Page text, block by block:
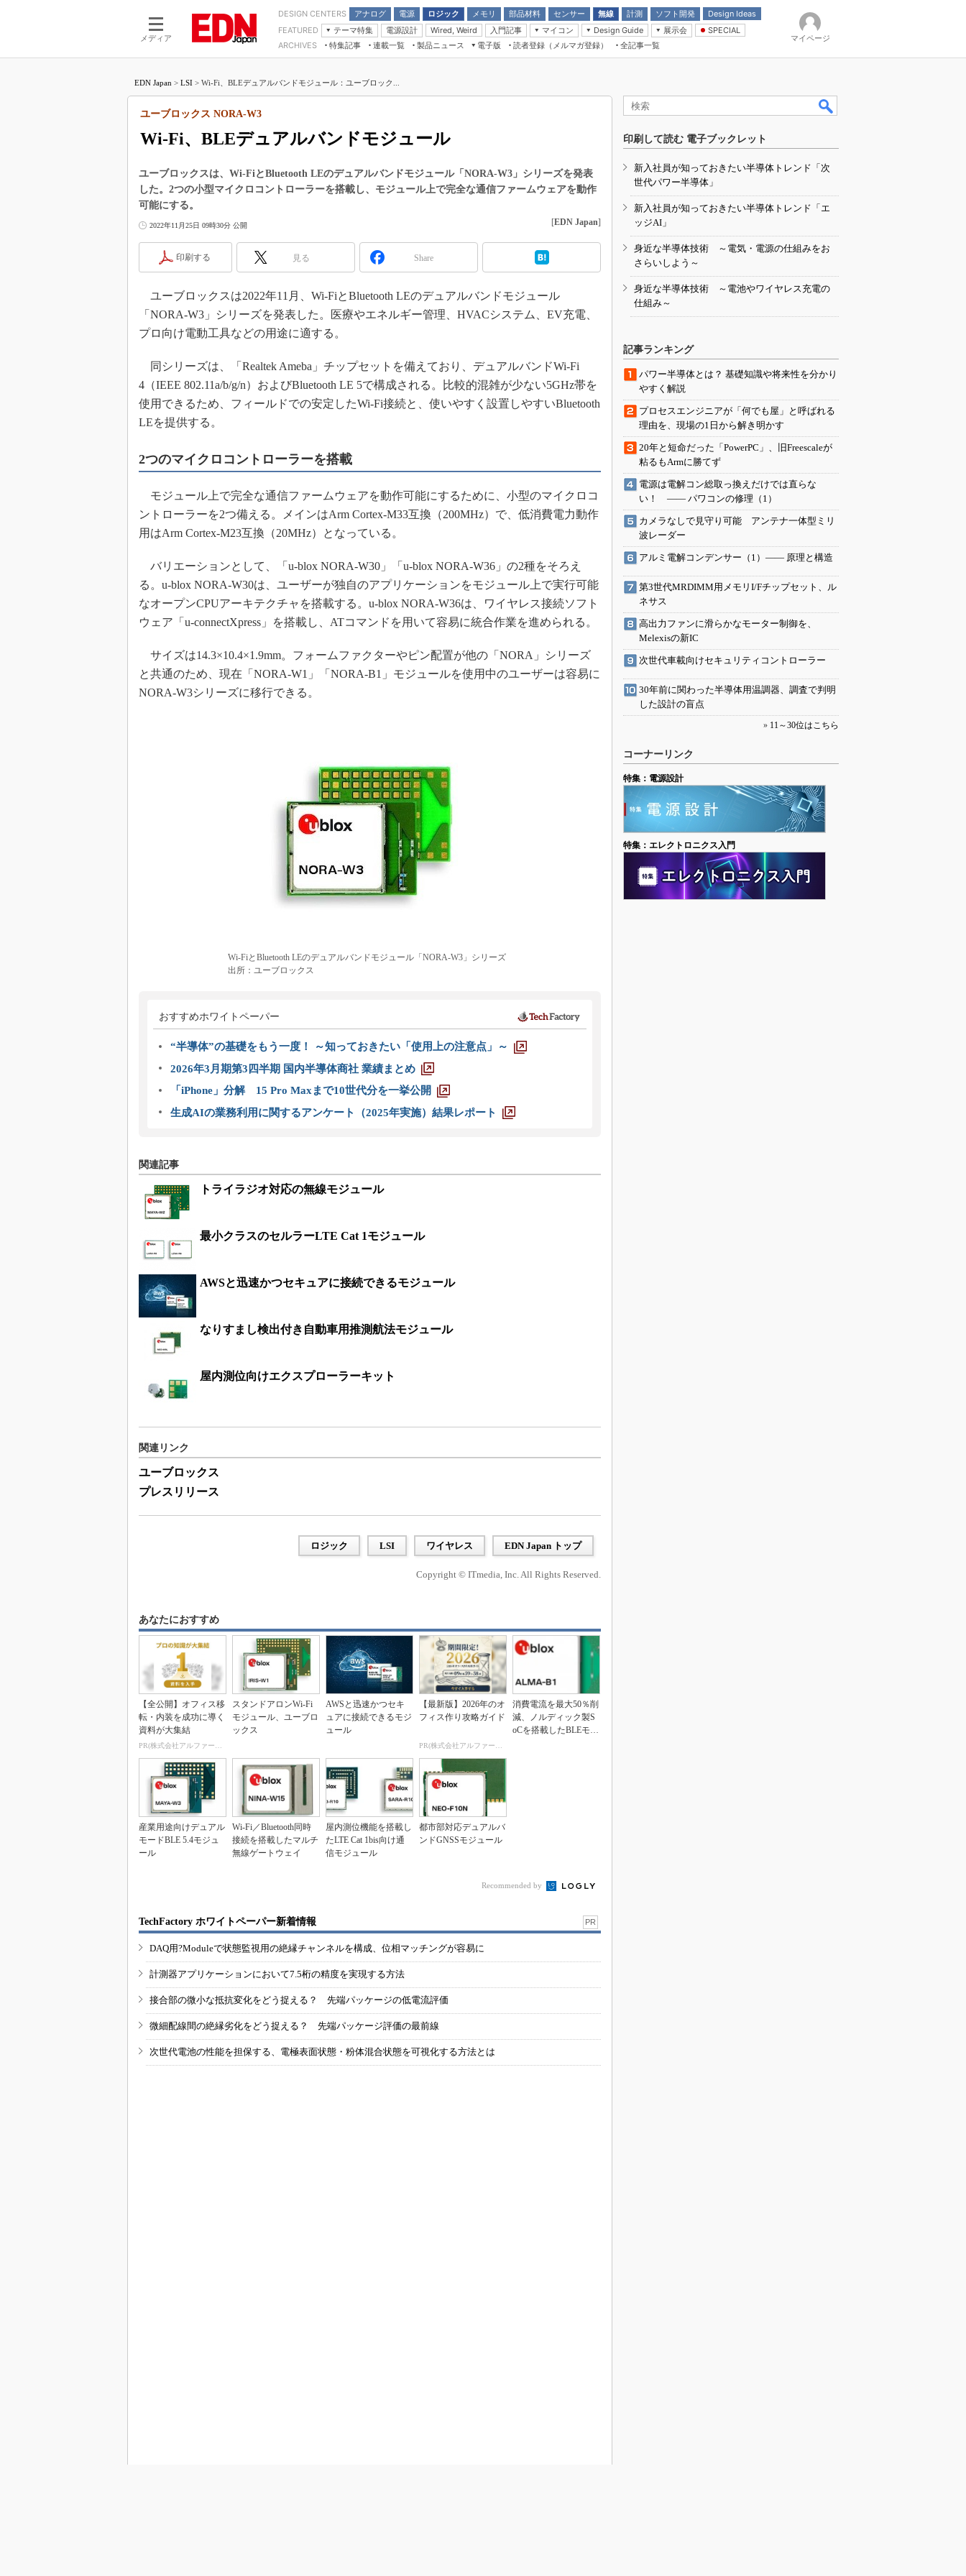
メディア
DESIGN CENTERS アナログ
電源
モーター
ロジック
LSI
メモリ
部品材料
受動部品
センサー 無線 計測 ソフト開発
Design Ideas
アナログ機能回路
計測とテスト
FEATURED
テーマ特集
つながるクルマ
エレクトロニクス入門
医療エレ（EE Times Japan）
製品解剖（EE Times Japan）
電源設計 Wired, Weird
入門記事
モーター入門
マイコン
マイコン講座
Design Guide
計測機器
展示会
CEATEC
組込み/エッジコンピューティング展
SPECIAL
Microchip情報
ARCHIVES 特集記事
連載一覧
マイクロプロセッサ懐古録
用講座
たった2つの式で始めるDC/DCコン
DC-DCコンバーター活用講座
Wired, Weird
高速シリアル伝送技術講座
ズ編
めざせ高効率！ モーター駆動入門講
Bluetooth mesh入門
「SPICEの仕組みとその活用設計」
最新記事一覧
う変わる？
編】
IoT時代の無線規格を知る【Z-Wave
編】
製品ニュース
電子版
電子ブックレット
読者登録（メルマガ登録） 全記事一覧
マイページ
EDN Japan > LSI > Wi-Fi、BLEデュアルバンドモジュール：ユーブロック...
Wi-Fi、BLEデュアルバンドモジュール
ユーブロックス NORA-W3
ユーブロックスは、Wi-FiとBluetooth LEのデュアルバンドモジュール「NORA-W3」シリーズを発表
した。2つの小型マイクロコントローラーを搭載し、モジュール上で完全な通信ファームウェアを動作
可能にする。
2022年11月25日 09時30分 公開 [EDN Japan]
印刷する 見る Share
ユーブロックスは2022年11月、Wi-FiとBluetooth LEのデュアルバンドモジュール
「NORA-W3」シリーズを発表した。医療やエネルギー管理、HVACシステム、EV充電、
プロ向け電動工具などの用途に適する。
同シリーズは、「Realtek Ameba」チップセットを備えており、デュアルバンドWi-Fi
4（IEEE 802.11a/b/g/n）およびBluetooth LE 5で構成される。比較的混雑が少ない5GHz帯を
使用できるため、フィールドでの安定したWi-Fi接続と、使いやすく設置しやすいBluetooth
LEを提供する。
2つのマイクロコントローラーを搭載
モジュール上で完全な通信ファームウェアを動作可能にするために、小型のマイクロコ
ントローラーを2つ備える。メインはArm Cortex-M33互換（200MHz）で、低消費電力動作
用はArm Cortex-M23互換（20MHz）となっている。
バリエーションとして、「u-blox NORA-W30」「u-blox NORA-W36」の2種をそろえ
る。u-blox NORA-W30は、ユーザーが独自のアプリケーションをモジュール上で実行可能
なオープンCPUアーキテクチャを搭載する。u-blox NORA-W36は、ワイヤレス接続ソフト
ウェア「u-connectXpress」を搭載し、ATコマンドを用いて容易に統合作業を進められる。
サイズは14.3×10.4×1.9mm。フォームファクターやピン配置が他の「NORA」シリーズ
と共通のため、現在「NORA-W1」「NORA-B1」モジュールを使用中のユーザーは容易に
NORA-W3シリーズに移行できる。
Wi-FiとBluetooth LEのデュアルバンドモジュール「NORA-W3」シリーズ
出所：ユーブロックス
おすすめホワイトペーパー
“半導体”の基礎をもう一度！ ～知っておきたい「使用上の注意点」～
2026年3月期第3四半期 国内半導体商社 業績まとめ
「iPhone」分解 15 Pro Maxまで10世代分を一挙公開
生成AIの業務利用に関するアンケート（2025年実施）結果レポート
関連記事
トライラジオ対応の無線モジュール
最小クラスのセルラーLTE Cat 1モジュール
AWSと迅速かつセキュアに接続できるモジュール
なりすまし検出付き自動車用推測航法モジュール
屋内測位向けエクスプローラーキット
関連リンク
ユーブロックス
プレスリリース
ロジック LSI ワイヤレス EDN Japan トップ
Copyright © ITmedia, Inc. All Rights Reserved.
あなたにおすすめ
【全公開】オフィス移
転・内装を成功に導く
資料が大集結
PR(株式会社アルファーテクノ)
スタンドアロンWi-Fi
モジュール、ユーブロ
ックス
AWSと迅速かつセキ
ュアに接続できるモジ
ュール
【最新版】2026年のオ
フィス作り攻略ガイド
PR(株式会社アルファーテクノ)
消費電流を最大50％削
減、ノルディック製S
oCを搭載したBLEモジ
産業用途向けデュアル
モードBLE 5.4モジュ
ール
Wi-Fi／Bluetooth同時
接続を搭載したマルチ
無線ゲートウェイ
屋内測位機能を搭載し
たLTE Cat 1bis向け通
信モジュール
都市部対応デュアルバ
ンドGNSSモジュール
Recommended by
TechFactory ホワイトペーパー新着情報 PR
DAQ用?Moduleで状態監視用の絶縁チャンネルを構成、位相マッチングが容易に
計測器アプリケーションにおいて7.5桁の精度を実現する方法
接合部の微小な抵抗変化をどう捉える？ 先端パッケージの低電流評価
微細配線間の絶縁劣化をどう捉える？ 先端パッケージ評価の最前線
次世代電池の性能を担保する、電極表面状態・粉体混合状態を可視化する方法とは
印刷して読む 電子ブックレット
新入社員が知っておきたい半導体トレンド「次
世代パワー半導体」
新入社員が知っておきたい半導体トレンド「エ
ッジAI」
身近な半導体技術 ～電気・電源の仕組みをお
さらいしよう～
身近な半導体技術 ～電池やワイヤレス充電の
仕組み～
記事ランキング
パワー半導体とは？ 基礎知識や将来性を分かり
やすく解説
プロセスエンジニアが「何でも屋」と呼ばれる
理由を、現場の1日から解き明かす
20年と短命だった「PowerPC」、旧Freescaleが
粘るもArmに勝てず
電源は電解コン総取っ換えだけでは直らな
い！ ―― パワコンの修理（1）
カメラなしで見守り可能 アンテナ一体型ミリ
波レーダー
アルミ電解コンデンサー（1）―― 原理と構造
第3世代MRDIMM用メモリI/Fチップセット、ル
ネサス
高出力ファンに滑らかなモーター制御を、
Melexisの新IC
次世代車載向けセキュリティコントローラー
30年前に関わった半導体用温調器、調査で判明
した設計の盲点
» 11～30位はこちら
コーナーリンク
特集：電源設計
特集：エレクトロニクス入門